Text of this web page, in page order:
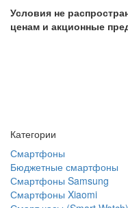
Условия не
ценам и акционные
Категории
Смартфоны
Бюджетные смартфоны
Смартфоны Samsung
Смартфоны Xiaomi